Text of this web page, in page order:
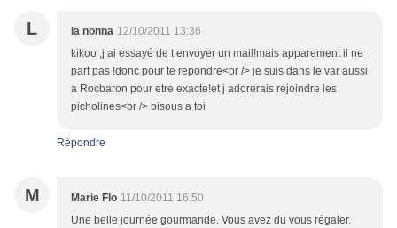
L la nonna 12/10/2011 13:36
kikoo ,j ai essayé de t envoyer un mail!mais apparement il ne
part pas !donc pour te repondre<br /> je suis dans le var aussi
a Rocbaron pour etre exacte!et j adorerais rejoindre les
picholines<br /> bisous a toi
Répondre
M Marie Flo 11/10/2011 16:50
Une belle journée gourmande. Vous avez du vous régaler.